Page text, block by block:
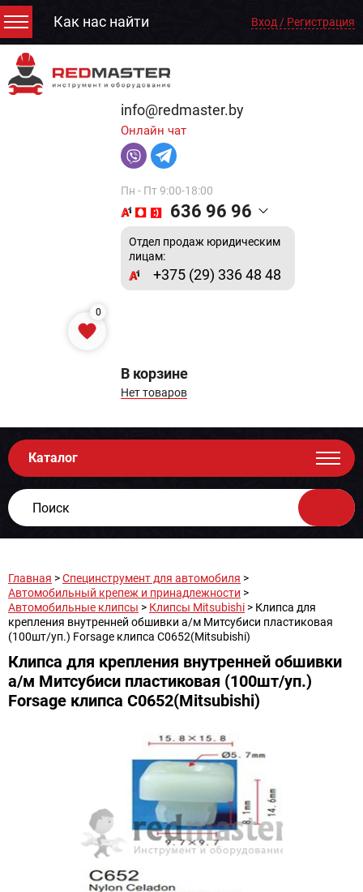
Как нас найти Вход / Регистрация
info@redmaster.by
Онлайн чат
Пн - Пт 9:00-18:00
636 96 96
Отдел продаж юридическим
лицам:
+375 (29) 336 48 48
0
В корзине
Нет товаров
Каталог
Главная >Специнструмент для автомобиля >
Автомобильный крепеж и принадлежности >
Автомобильные клипсы > Клипсы Mitsubishi > Клипса для
крепления внутренней обшивки а/м Митсубиси пластиковая
(100шт/уп.) Forsage клипса C0652(Mitsubishi)
Клипса для крепления внутренней обшивки
а/м Митсубиси пластиковая (100шт/уп.)
Forsage клипса C0652(Mitsubishi)